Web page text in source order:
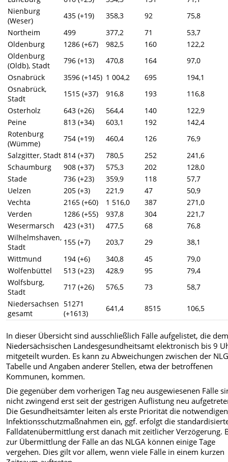
Nienburg
(Weser)
435 (+19) 358,3 92
75,8
Northeim
499 377,2 71
53,7
Oldenburg
1286 (+67) 982,5 160
122,2
Oldenburg
(Oldb), Stadt
796 (+13) 470,8 164
97,0
Osnabrück
3596 (+145) 1 004,2 695
194,1
Osnabrück,
Stadt
1515 (+37) 916,8 193
116,8
Osterholz
643 (+26) 564,4 140
122,9
Peine
813 (+34) 603,1 192
142,4
Rotenburg
(Wümme)
754 (+19) 460,4 126
76,9
Salzgitter, Stadt 814 (+37) 780,5 252
241,6
Schaumburg
908 (+37) 575,3 202
128,0
Stade
736 (+23) 359,9 118
57,7
Uelzen
205 (+3) 221,9 47
50,9
Vechta
2165 (+60) 1 516,0 387
271,0
Verden
1286 (+55) 937,8 304
221,7
Wesermarsch
423 (+31) 477,5 68
76,8
Wilhelmshaven,
Stadt
155 (+7) 203,7 29
38,1
Wittmund
194 (+6) 340,8 45
79,0
Wolfenbüttel
513 (+23) 428,9 95
79,4
Wolfsburg,
Stadt
717 (+26) 576,5 73
58,7
Niedersachsen
gesamt
51271
(+1613)
641,4 8515 106,5
In dieser Übersicht sind ausschließlich Fälle aufgelistet, die
Niedersächsischen Landesgesundheitsamt elektronisch bis 9
mitgeteilt wurden. Es kann zu Abweichungen zwischen der
Tabelle und Angaben anderer Stellen, etwa der betroffenen
Kommunen, kommen.
Die gegenüber dem vorherigen Tag neu ausgewiesenen Fälle
nicht zwingend erst seit der gestrigen Auflistung neu
Die Gesundheitsämter leiten als erste Priorität die notwendigen
Infektionsschutzmaßnahmen ein, ggf. erfolgt die
Falldatenübermittlung erst danach mit zeitlicher Verzögerung.
zur Übermittlung der Fälle an das NLGA können einige Tage
vergehen. Dies gilt vor allem, wenn viele Fälle in einem kurzen